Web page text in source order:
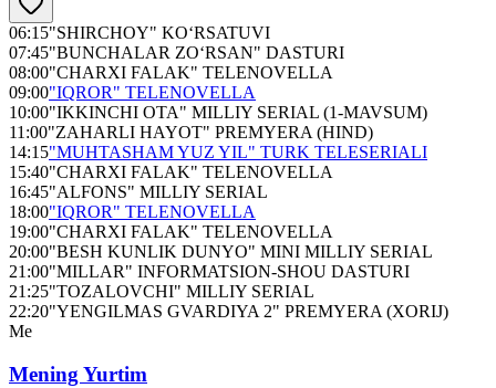
06:15"SHIRCHOY" KO‘RSATUVI
07:45"BUNCHALAR ZO‘RSAN" DASTURI
08:00"CHARXI FALAK" TELENOVELLA
09:00"IQROR" TELENOVELLA
10:00"IKKINCHI OTA" MILLIY SERIAL (1-MAVSUM)
11:00"ZAHARLI HAYOT" PREMYERA (HIND)
14:15"MUHTASHAM YUZ YIL" TURK TELESERIALI
15:40"CHARXI FALAK" TELENOVELLA
16:45"ALFONS" MILLIY SERIAL
18:00"IQROR" TELENOVELLA
19:00"CHARXI FALAK" TELENOVELLA
20:00"BESH KUNLIK DUNYO" MINI MILLIY SERIAL
21:00"MILLAR" INFORMATSION-SHOU DASTURI
21:25"TOZALOVCHI" MILLIY SERIAL
22:20"YENGILMAS GVARDIYA 2" PREMYERA (XORIJ)
Me
Mening Yurtim